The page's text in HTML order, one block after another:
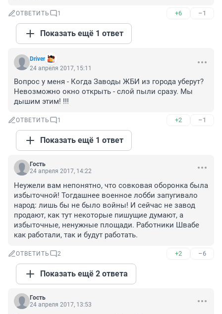
ОТВЕТИТЬ 1 +6 –1
Показать ещё 1 ответ
Driver
24 апреля 2017, 15:11
Вопрос у меня - Когда Заводы ЖБИ из города уберут?
Невозможно окно открыть - слой пыли сразу. Мы
дышим этим! !!!
ОТВЕТИТЬ 1 +2 –1
Показать ещё 1 ответ
Гость
24 апреля 2017, 14:22
Неужели вам непонятно, что совковая оборонка была
избыточной! Тогдашнее военное лобби запугивало
народ: лишь бы не было войны! И сейчас не завод
продают, как тут некоторые пишущие думают, а
избыточные, ненужные площади. Работники Швабе
как работали, так и будут работать.
ОТВЕТИТЬ 2 +2 –6
Показать ещё 2 ответа
Гость
24 апреля 2017, 13:53